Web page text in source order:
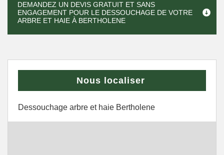
DEMANDEZ UN DEVIS GRATUIT ET SANS
ENGAGEMENT POUR LE DESSOUCHAGE DE VOTRE
ARBRE ET HAIE À BERTHOLENE
Nous localiser
Dessouchage arbre et haie Bertholene